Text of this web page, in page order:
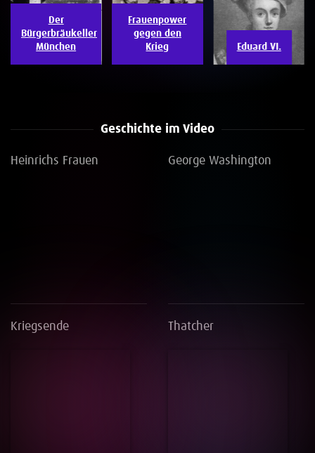
Frauenpower
gegen den
Krieg
Eduard VI.
Der
Bürgerbräukeller
München
Geschichte im Video
Heinrichs Frauen
Kriegsende
George Washington
Thatcher